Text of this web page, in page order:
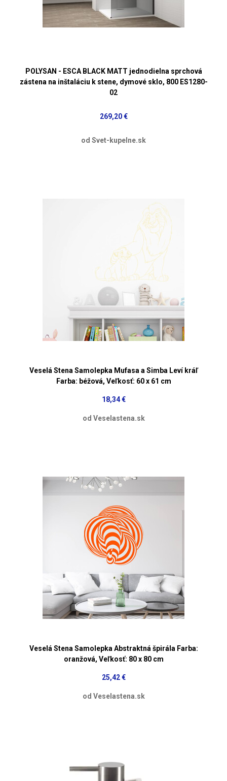
POLYSAN - ESCA BLACK MATT jednodielna sprchová
zástena na inštaláciu k stene, dymové sklo, 800 ES1280-
02
269,20 €
od Svet-kupelne.sk
Veselá Stena Samolepka Mufasa a Simba Leví kráľ
Farba: béžová, Veľkosť: 60 x 61 cm
18,34 €
od Veselastena.sk
Veselá Stena Samolepka Abstraktná špirála Farba:
oranžová, Veľkosť: 80 x 80 cm
25,42 €
od Veselastena.sk